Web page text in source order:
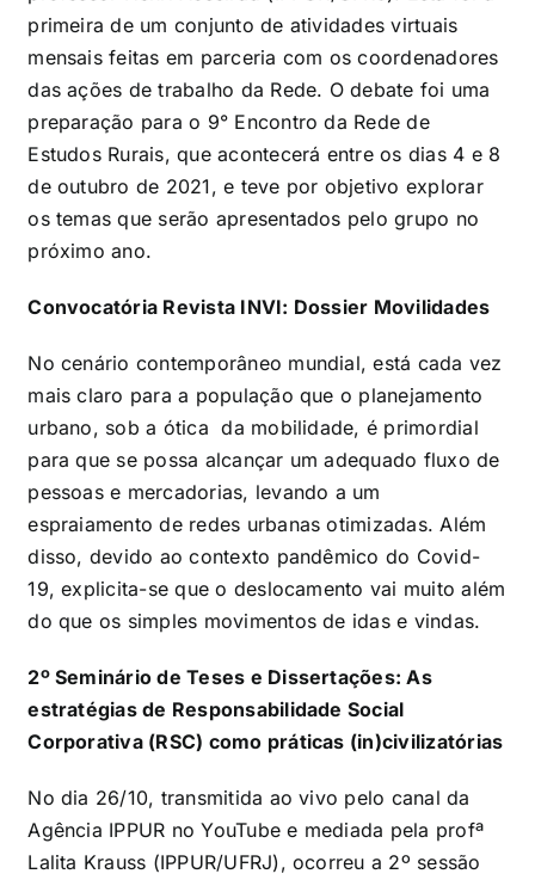
primeira de um conjunto de atividades virtuais
mensais feitas em parceria com os coordenadores
das ações de trabalho da Rede. O debate foi uma
preparação para o 9° Encontro da Rede de
Estudos Rurais, que acontecerá entre os dias 4 e 8
de outubro de 2021, e teve por objetivo explorar
os temas que serão apresentados pelo grupo no
próximo ano.
Convocatória Revista INVI: Dossier Movilidades
No cenário contemporâneo mundial, está cada vez
mais claro para a população que o planejamento
urbano, sob a ótica da mobilidade, é primordial
para que se possa alcançar um adequado fluxo de
pessoas e mercadorias, levando a um
espraiamento de redes urbanas otimizadas. Além
disso, devido ao contexto pandêmico do Covid-
19, explicita-se que o deslocamento vai muito além
do que os simples movimentos de idas e vindas.
2º Seminário de Teses e Dissertações: As
estratégias de Responsabilidade Social
Corporativa (RSC) como práticas (in)civilizatórias
No dia 26/10, transmitida ao vivo pelo canal da
Agência IPPUR no YouTube e mediada pela profª
Lalita Krauss (IPPUR/UFRJ), ocorreu a 2º sessão